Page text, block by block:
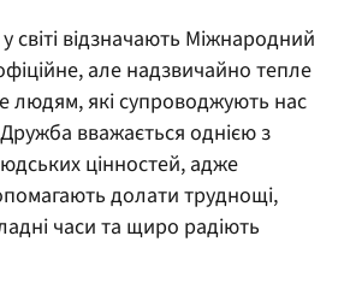
світі відзначають Міжнародний
але надзвичайно тепле
людям, які супроводжують нас
вважається однією з
цінностей, адже
долати труднощі,
часи та щиро радіють